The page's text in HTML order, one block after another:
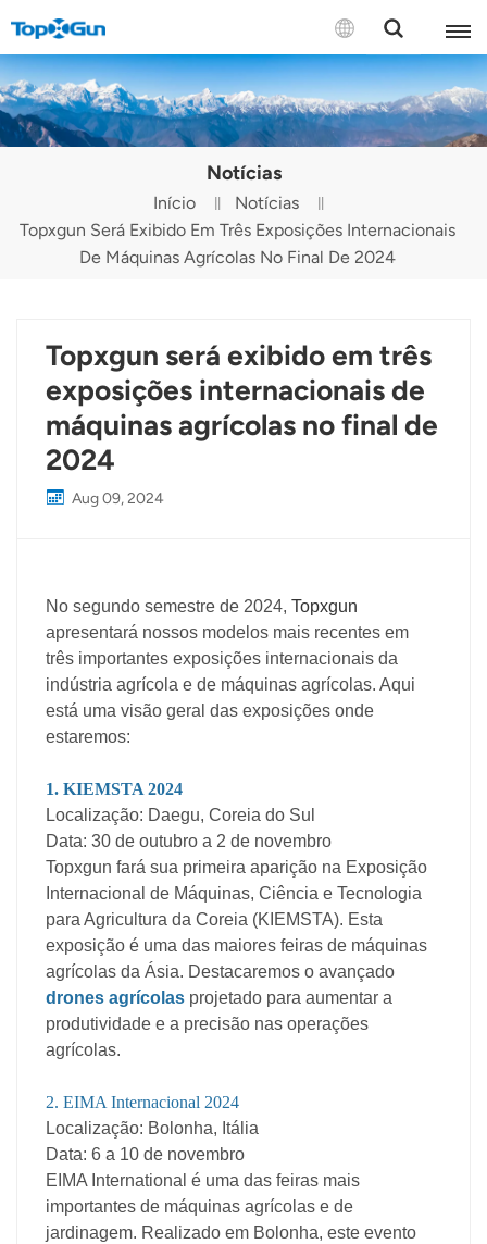
CONTATE-NOS
English
Español
Русский
Türkçe
Tiếng Việt
Notícias
Início
Notícias
Topxgun Será Exibido Em Três Exposições Internacionais
De Máquinas Agrícolas No Final De 2024
Topxgun será exibido em três
exposições internacionais de
máquinas agrícolas no final de
2024
Aug 09, 2024
No segundo semestre de 2024,Topxgun
apresentará nossos modelos mais recentes em
três importantes exposições internacionais da
indústria agrícola e de máquinas agrícolas. Aqui
está uma visão geral das exposições onde
estaremos:
1. KIEMSTA 2024
Localização: Daegu, Coreia do Sul
Data: 30 de outubro a 2 de novembro
Topxgun fará sua primeira aparição na Exposição
Internacional de Máquinas, Ciência e Tecnologia
para Agricultura da Coreia (KIEMSTA). Esta
exposição é uma das maiores feiras de máquinas
agrícolas da Ásia. Destacaremos o avançado
drones agrícolas projetado para aumentar a
produtividade e a precisão nas operações
agrícolas.
2. EIMA Internacional 2024
Localização: Bolonha, Itália
Data: 6 a 10 de novembro
EIMA International é uma das feiras mais
importantes de máquinas agrícolas e de
jardinagem. Realizado em Bolonha, este evento